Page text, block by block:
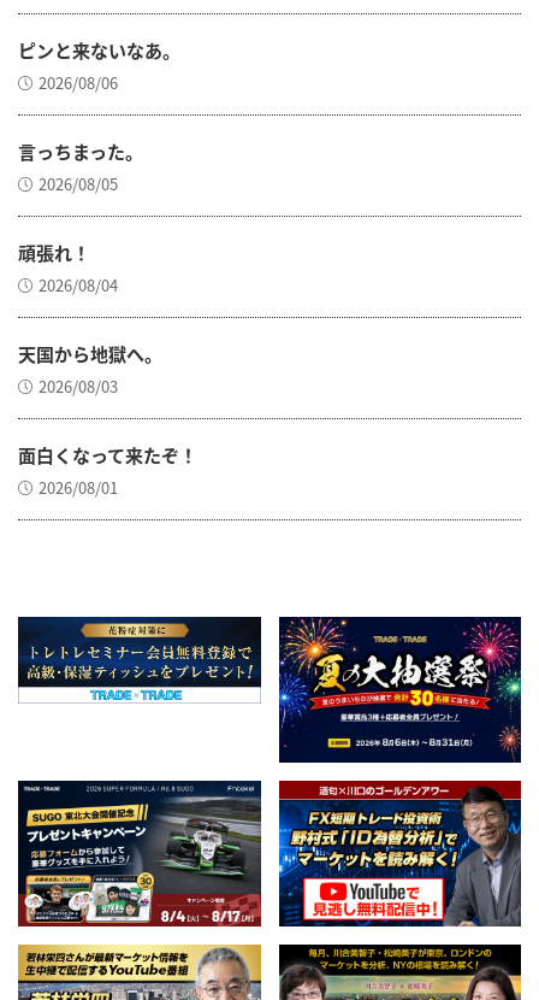
ピンと来ないなあ。
2026/08/06
言っちまった。
2026/08/05
頑張れ！
2026/08/04
天国から地獄へ。
2026/08/03
面白くなって来たぞ！
2026/08/01